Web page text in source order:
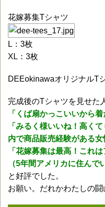
花嫁募集Tシャツ
L：3枚
XL：3枚
DEEokinawaオリジナルT
完成後のTシャツを見せた
「くば扇かっこいいから
「みるく様いいね！高く
内で商品販売経験がある女
「花嫁募集は最高！これ
（5年間アメリカに住んで
と好評でした。
お願い。だれかわたしの闘